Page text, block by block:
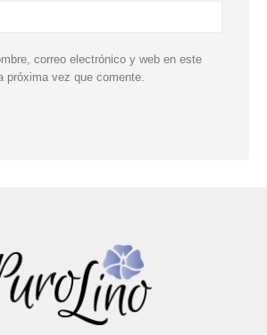
correo electrónico y web en este
próxima vez que comente.